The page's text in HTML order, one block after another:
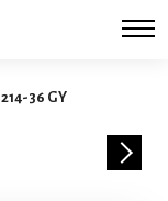
214-36 GY